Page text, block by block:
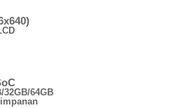
32GB/64GB